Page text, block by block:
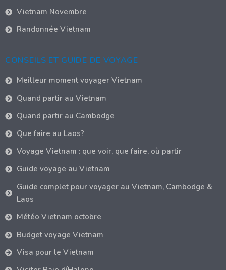
Vietnam Novembre
Randonnée Vietnam
CONSEILS ET GUIDE DE VOYAGE
Meilleur moment voyager Vietnam
Quand partir au Vietnam
Quand partir au Cambodge
Que faire au Laos?
Voyage Vietnam : que voir, que faire, où partir
Guide voyage au Vietnam
Guide complet pour voyager au Vietnam, Cambodge &
Laos
Météo Vietnam octobre
Budget voyage Vietnam
Visa pour le Vietnam